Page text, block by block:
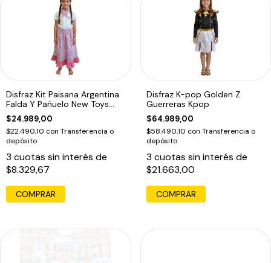
Disfraz Kit Paisana Argentina
Falda Y Pañuelo New Toys
Rosa Unico
$24.989,00
$22.490,10 con Transferencia o
depósito
3 cuotas sin interés de
$8.329,67
Disfraz K-pop Golden Z
Guerreras Kpop
$64.989,00
$58.490,10 con Transferencia o
depósito
3 cuotas sin interés de
$21.663,00
COMPRAR